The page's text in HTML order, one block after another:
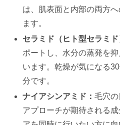
は、肌表面と内部の両方
ます。
セラミド（ヒト型セラミド
ポートし、水分の蒸発を
います。乾燥が気になる
分です。
ナイアシンアミド：毛穴
アプローチが期待される